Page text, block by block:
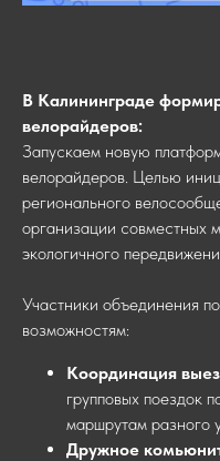
В Калининграде
велорайдеров:
Запускаем новую
велорайдеров. Целью
регионального
организации совместных
экологичного
Участники объединения
возможностям:
Координация
групповых поездок
маршрутам разного
Дружное